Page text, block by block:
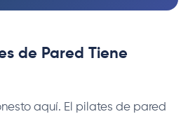
de Pared Tiene
aquí. El pilates de pared